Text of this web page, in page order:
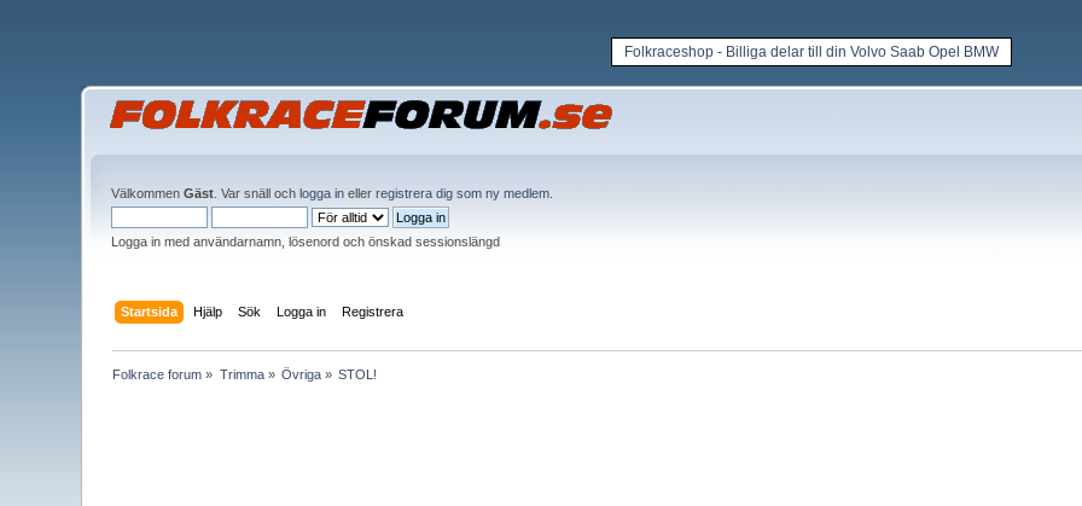
Folkraceshop - Billiga delar till din Volvo Saab Opel BMW
VälkommenGäst . Var snäll ochlogga in ellerregistrera dig som ny medlem
Logga in med användarnamn, lösenord och önskad sessionslängd
Startsida Hjälp Sök Logga in Registrera
Folkrace forum » Trimma» Övriga » STOL!